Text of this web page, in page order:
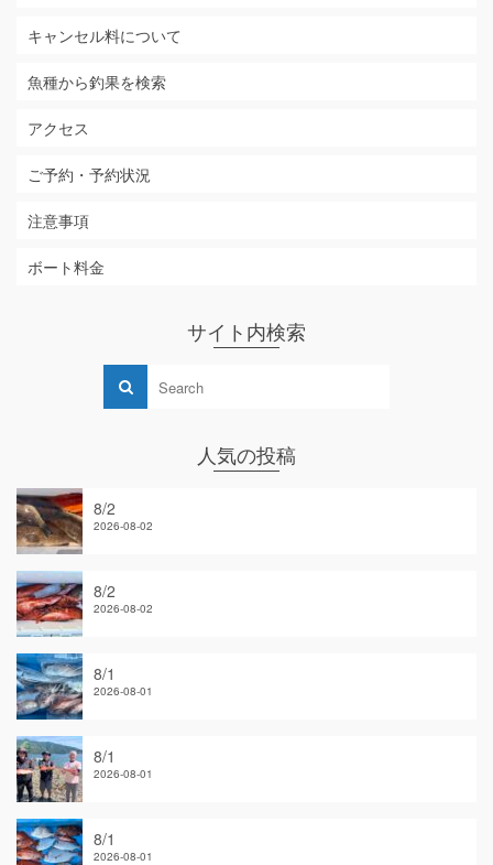
キャンセル料について
魚種から釣果を検索
アクセス
ご予約・予約状況
注意事項
ボート料金
サイト内検索
人気の投稿
8/2
2026-08-02
8/2
2026-08-02
8/1
2026-08-01
8/1
2026-08-01
8/1
2026-08-01